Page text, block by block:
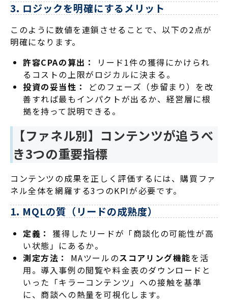
3. ロジックを明確にするメリット
このように数値を連鎖させることで、以下の2点が
明確になります。
許容CPAの算出：
リード1件の獲得にかけられ
るコストの上限がロジカルに決まる。
投資の妥当性：
どのフェーズ（歩留まり）を改
善すれば最もインパクトが出るか、経営層に根
拠を持って説明できる。
【ファネル別】コンテンツが追うべ
き3つの重要指標
コンテンツの成果を正しく評価するには、購買ファ
ネル全体を網羅する3つのKPIが必要です。
1. MQLの質（リードの成熟度）
定義：
獲得したリードが「商談化の可能性が高
い状態」にあるか。
測定方法：
MAツールのスコアリング機能を活
用。導入事例の閲覧や料金表のダウンロードと
いった「キラーコンテンツ」への接触を基準
に、商談への熱量を可視化します。